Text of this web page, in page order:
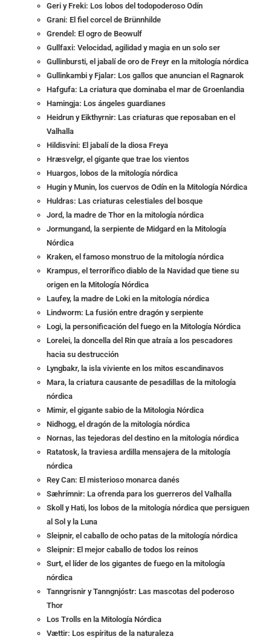
Geri y Freki: Los lobos del todopoderoso Odín
Grani: El fiel corcel de Brünnhilde
Grendel: El ogro de Beowulf
Gullfaxi: Velocidad, agilidad y magia en un solo ser
Gullinbursti, el jabalí de oro de Freyr en la mitología nórdica
Gullinkambi y Fjalar: Los gallos que anuncian el Ragnarok
Hafgufa: La criatura que dominaba el mar de Groenlandia
Hamingja: Los ángeles guardianes
Heidrun y Eikthyrnir: Las criaturas que reposaban en el
Valhalla
Hildisvíni: El jabalí de la diosa Freya
Hræsvelgr, el gigante que trae los vientos
Huargos, lobos de la mitología nórdica
Hugin y Munin, los cuervos de Odín en la Mitología Nórdica
Huldras: Las criaturas celestiales del bosque
Jord, la madre de Thor en la mitología nórdica
Jormungand, la serpiente de Midgard en la Mitología
Nórdica
Kraken, el famoso monstruo de la mitología nórdica
Krampus, el terrorífico diablo de la Navidad que tiene su
origen en la Mitología Nórdica
Laufey, la madre de Loki en la mitología nórdica
Lindworm: La fusión entre dragón y serpiente
Logi, la personificación del fuego en la Mitología Nórdica
Lorelei, la doncella del Rin que atraía a los pescadores
hacia su destrucción
Lyngbakr, la isla viviente en los mitos escandinavos
Mara, la criatura causante de pesadillas de la mitología
nórdica
Mimir, el gigante sabio de la Mitologia Nórdica
Nidhogg, el dragón de la mitología nórdica
Nornas, las tejedoras del destino en la mitología nórdica
Ratatosk, la traviesa ardilla mensajera de la mitología
nórdica
Rey Can: El misterioso monarca danés
Sæhrímnir: La ofrenda para los guerreros del Valhalla
Skoll y Hati, los lobos de la mitología nórdica que persiguen
al Sol y la Luna
Sleipnir, el caballo de ocho patas de la mitología nórdica
Sleipnir: El mejor caballo de todos los reinos
Surt, el líder de los gigantes de fuego en la mitología
nórdica
Tanngrisnir y Tanngnjóstr: Las mascotas del poderoso
Thor
Los Trolls en la Mitología Nórdica
Vættir: Los espíritus de la naturaleza